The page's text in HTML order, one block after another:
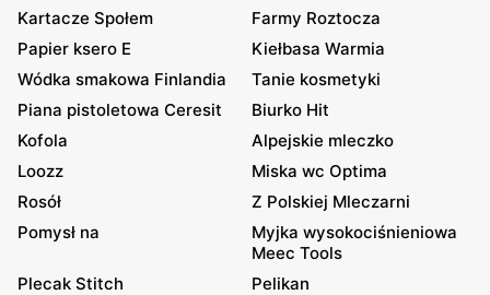
Kartacze Społem
Farmy Roztocza
Papier ksero E
Kiełbasa Warmia
Wódka smakowa Finlandia
Tanie kosmetyki
Piana pistoletowa Ceresit
Biurko Hit
Kofola
Alpejskie mleczko
Loozz
Miska wc Optima
Rosół
Z Polskiej Mleczarni
Pomysł na
Myjka wysokociśnieniowa
Meec Tools
Plecak Stitch
Pelikan